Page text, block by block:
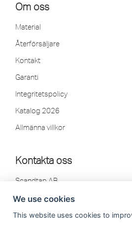
Om oss
Material
Återförsäljare
Kontakt
Garanti
Integritetspolicy
Katalog 2026
Allmänna villkor
Kontakta oss
Scandtap AB
302 41 Halmstad, Sweden
Tel: 035-260 75 80
We use cookies
This website uses cookies to